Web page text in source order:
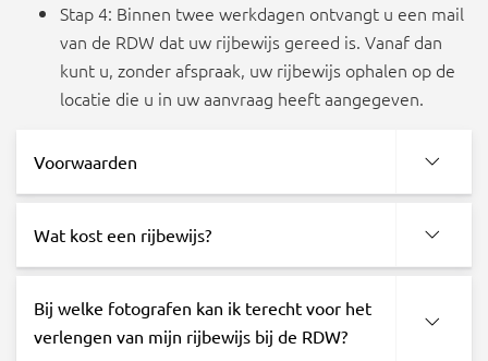
Stap 4: Binnen twee werkdagen ontvangt u een mail
van de RDW dat uw rijbewijs gereed is. Vanaf dan
kunt u, zonder afspraak, uw rijbewijs ophalen op de
locatie die u in uw aanvraag heeft aangegeven.
Voorwaarden
Wat kost een rijbewijs?
Bij welke fotografen kan ik terecht voor het
verlengen van mijn rijbewijs bij de RDW?